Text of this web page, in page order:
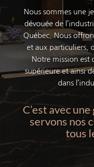
Nous sommes une
dévouée de
Québec. Nous
et aux particuliers,
Notre mission est
supérieure et ainsi
dans
C’est avec
servons nos
tous